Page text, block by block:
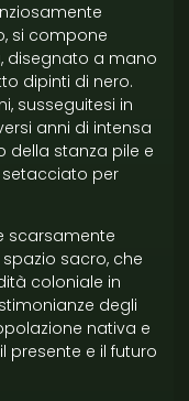
si compone
disegnato a mano
dipinti di nero.
susseguitesi in
anni di intensa
della stanza pile e
setacciato per
scarsamente
sacro, che
coloniale in
degli
nativa e
presente e il futuro